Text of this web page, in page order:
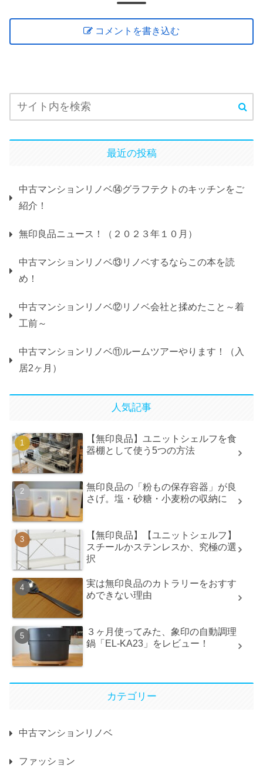
コメントを書き込む
最近の投稿
中古マンションリノベ⑭グラフテクトのキッチンをご
紹介！
無印良品ニュース！（２０２３年１０月）
中古マンションリノベ⑬リノベするならこの本を読
め！
中古マンションリノベ⑫リノベ会社と揉めたこと～着
工前～
中古マンションリノベ⑪ルームツアーやります！（入
居2ヶ月）
人気記事
【無印良品】ユニットシェルフを食
器棚として使う5つの方法
無印良品の「粉もの保存容器」が良
さげ。塩・砂糖・小麦粉の収納に
【無印良品】【ユニットシェルフ】
スチールかステンレスか、究極の選
択
実は無印良品のカトラリーをおすす
めできない理由
３ヶ月使ってみた、象印の自動調理
鍋「EL-KA23」をレビュー！
カテゴリー
中古マンションリノベ
ファッション